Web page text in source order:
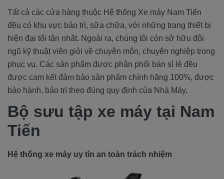
Tất cả các cửa hàng thuộc Hệ thống Xe máy Nam Tiến
đều có khu vực bảo trì, sữa chữa, với những trang thiết bị
hiện đại tối tân nhất. Ngoài ra, chúng tôi còn sở hữu đội
ngũ kỹ thuật viên giỏi về chuyên môn, chuyên nghiệp trong
phục vụ. Các sản phẩm được phân phối bán sỉ lẻ đều
được cam kết đảm bảo sản phẩm chính hãng 100%, được
bảo hành, bảo trì theo đúng quy định của Nhà Máy.
Bộ sưu tập xe máy tại Nam
Tiến
Hệ thống xe máy uy tín an toàn trách nhiệm